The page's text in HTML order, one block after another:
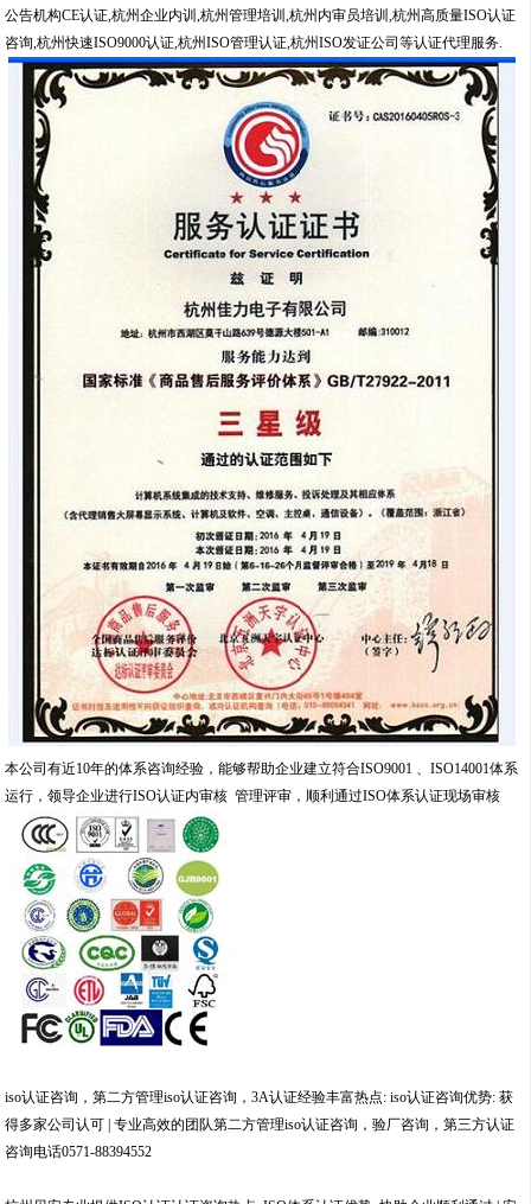
公告机构CE认证,杭州企业内训,杭州管理培训,杭州内审员培训,杭州高质量ISO认证
咨询,杭州快速ISO9000认证,杭州ISO管理认证,杭州ISO发证公司等认证代理服务.
本公司有近10年的体系咨询经验，能够帮助企业建立符合ISO9001 、ISO14001体系
运行，领导企业进行ISO认证内审核 管理评审，顺利通过ISO体系认证现场审核
iso认证咨询，第二方管理iso认证咨询，3A认证经验丰富热点: iso认证咨询优势:获
得多家公司认可 |专业高效的团队第二方管理iso认证咨询，验厂咨询，第三方认证
咨询电话0571-88394552